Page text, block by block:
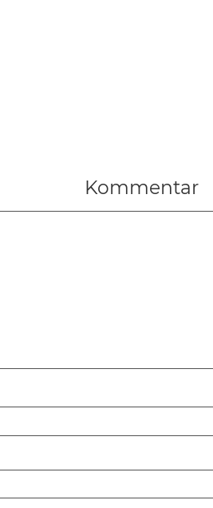
Kommentar